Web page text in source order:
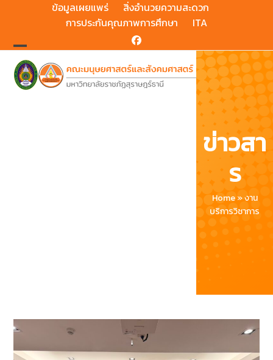
ข้อมูลเผยแพร่
สิ่งอำนวยความสะดวก
การประกันคุณภาพการศึกษา
ITA
Facebook
Open
mobile
Close
mobile
ข่าวสา
ร
Home»งาน
บริการวิชาการ